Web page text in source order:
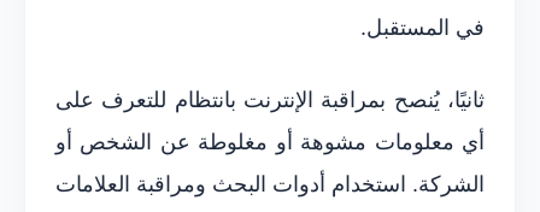
في المستقبل.
ثانيًا، يُنصح بمراقبة الإنترنت بانتظام للتعرف على
أي معلومات مشوهة أو مغلوطة عن الشخص أو
الشركة. استخدام أدوات البحث ومراقبة العلامات